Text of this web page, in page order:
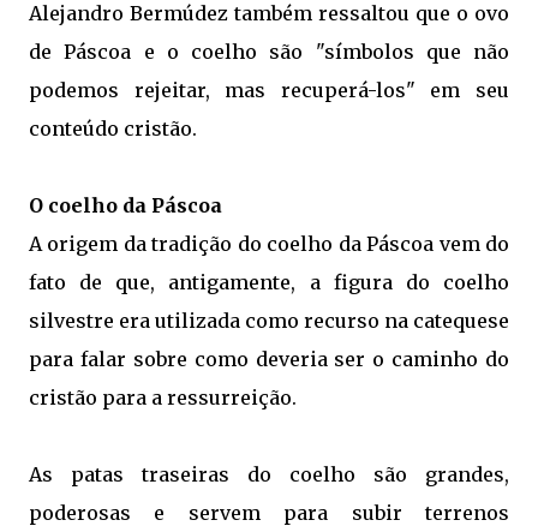
Alejandro Bermúdez também ressaltou que o ovo
de Páscoa e o coelho são "símbolos que não
podemos rejeitar, mas recuperá-los" em seu
conteúdo cristão.
O coelho da Páscoa
A origem da tradição do coelho da Páscoa vem do
fato de que, antigamente, a figura do coelho
silvestre era utilizada como recurso na catequese
para falar sobre como deveria ser o caminho do
cristão para a ressurreição.
As patas traseiras do coelho são grandes,
poderosas e servem para subir terrenos